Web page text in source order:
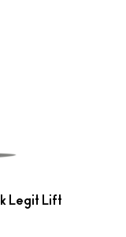
Legit Lift